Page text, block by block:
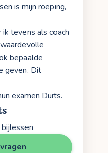
is mijn roeping,
tevens als coach
bepaalde
geven. Dit
examen Duits.